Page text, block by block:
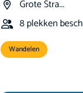
Grote Stra...
8 plekken
Wandelen